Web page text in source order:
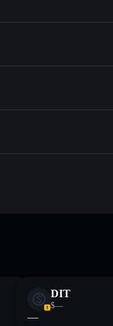
el agregador de
tus claves privadas
DIT
$—
—